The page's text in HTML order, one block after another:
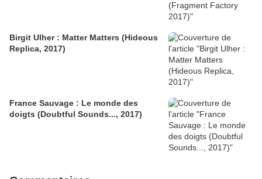
Birgit Ulher : Matter Matters (Hideous
Replica, 2017)
France Sauvage : Le monde des
doigts (Doubtful Sounds..., 2017)